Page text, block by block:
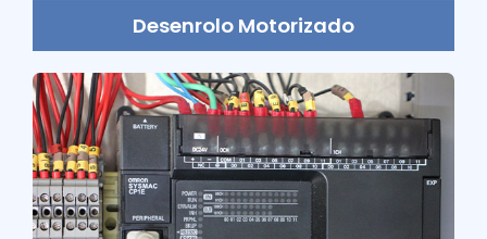
Desenrolo Motorizado